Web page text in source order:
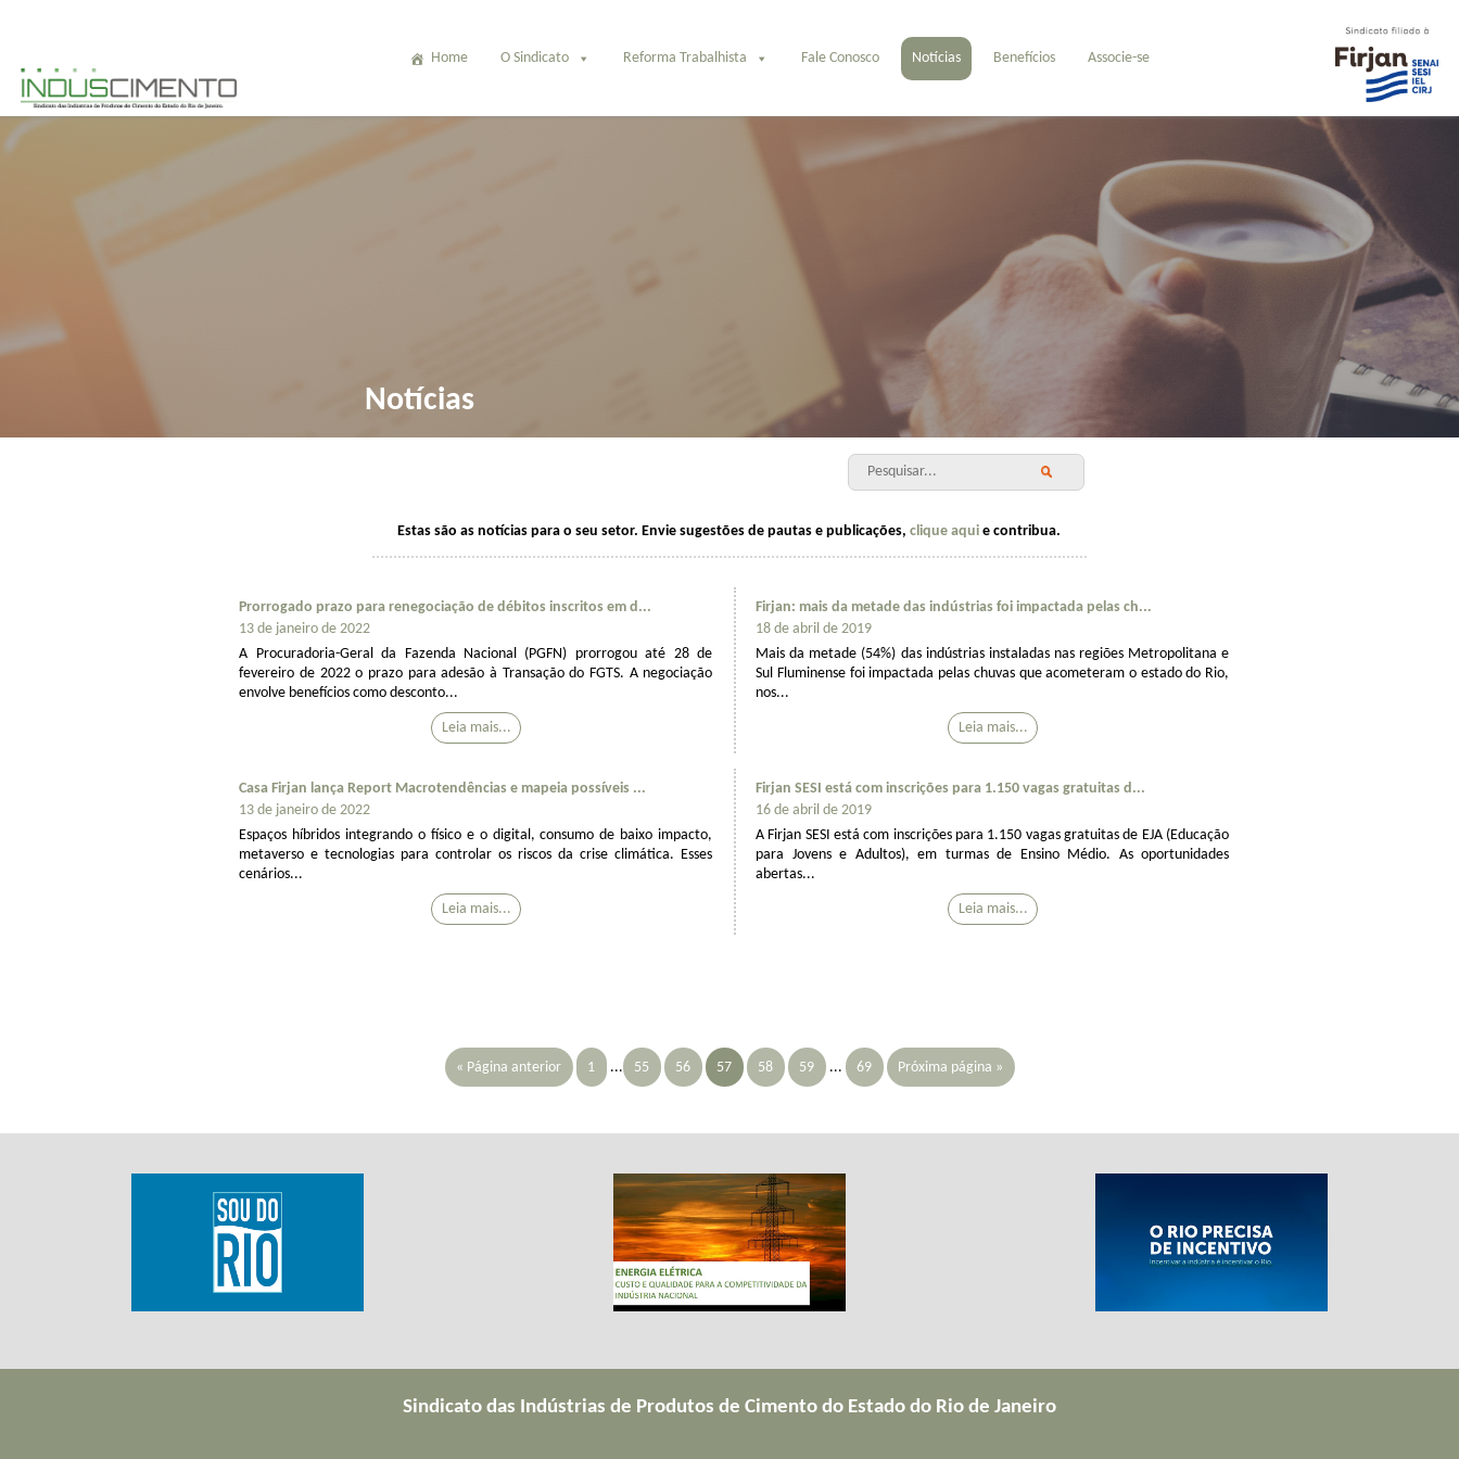
Home O Sindicato Reforma Trabalhista Fale Conosco Notícias Benefícios Associe-se
Notícias
Estas são as notícias para o seu setor. Envie sugestões de pautas e publicações,clique aqui e contribua.
Prorrogado prazo para renegociação de débitos inscritos em d...
13 de janeiro de 2022
A Procuradoria-Geral da Fazenda Nacional (PGFN) prorrogou até 28 de
fevereiro de 2022 o prazo para adesão à Transação do FGTS. A negociação
envolve benefícios como desconto...
Casa Firjan lança Report Macrotendências e mapeia possíveis ...
13 de janeiro de 2022
Espaços híbridos integrando o físico e o digital, consumo de baixo impacto,
metaverso e tecnologias para controlar os riscos da crise climática. Esses
cenários...
Firjan: mais da metade das indústrias foi impactada pelas ch...
18 de abril de 2019
Mais da metade (54%) das indústrias instaladas nas regiões Metropolitana e
Sul Fluminense foi impactada pelas chuvas que acometeram o estado do Rio,
nos...
Firjan SESI está com inscrições para 1.150 vagas gratuitas d...
16 de abril de 2019
A Firjan SESI está com inscrições para 1.150 vagas gratuitas de EJA (Educação
para Jovens e Adultos), em turmas de Ensino Médio. As oportunidades
abertas...
« Página anterior 1 ... 55 56 57 58 59 ... 69 Próxima página »
Sindicato das Indústrias de Produtos de Cimento do Estado do Rio de Janeiro